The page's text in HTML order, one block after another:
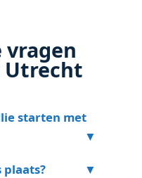
vragen
Utrecht
starten met